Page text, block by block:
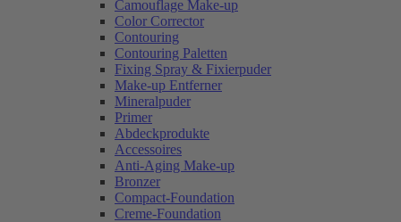
Camouflage Make-up
Color Corrector
Contouring
Contouring Paletten
Fixing Spray & Fixierpuder
Make-up Entferner
Mineralpuder
Primer
Abdeckprodukte
Accessoires
Anti-Aging Make-up
Bronzer
Compact-Foundation
Creme-Foundation